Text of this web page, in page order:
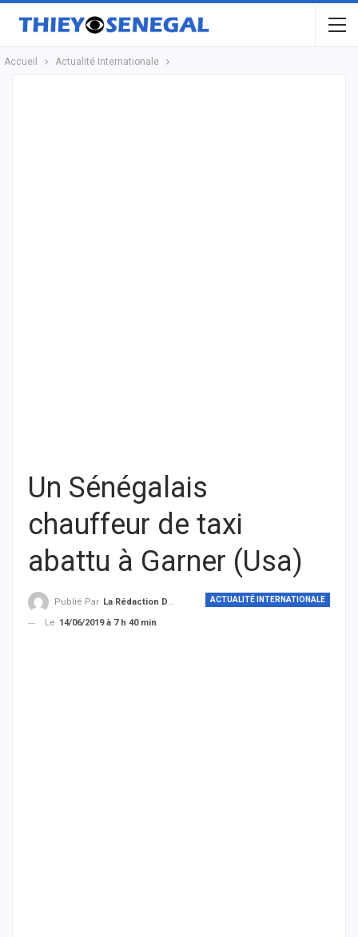
Accueil Actualité Internationale
Un Sénégalais
chauffeur de taxi
abattu à Garner (Usa)
ACTUALITÉ INTERNATIONALE
Publié Par La Rédaction De THIEYSENEGAL.com
Le 14/06/2019 à 7 h 40 min